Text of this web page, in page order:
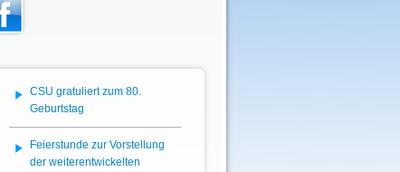
CSU gratuliert zum 80.
Geburtstag
Feierstunde zur Vorstellung
der weiterentwickelten